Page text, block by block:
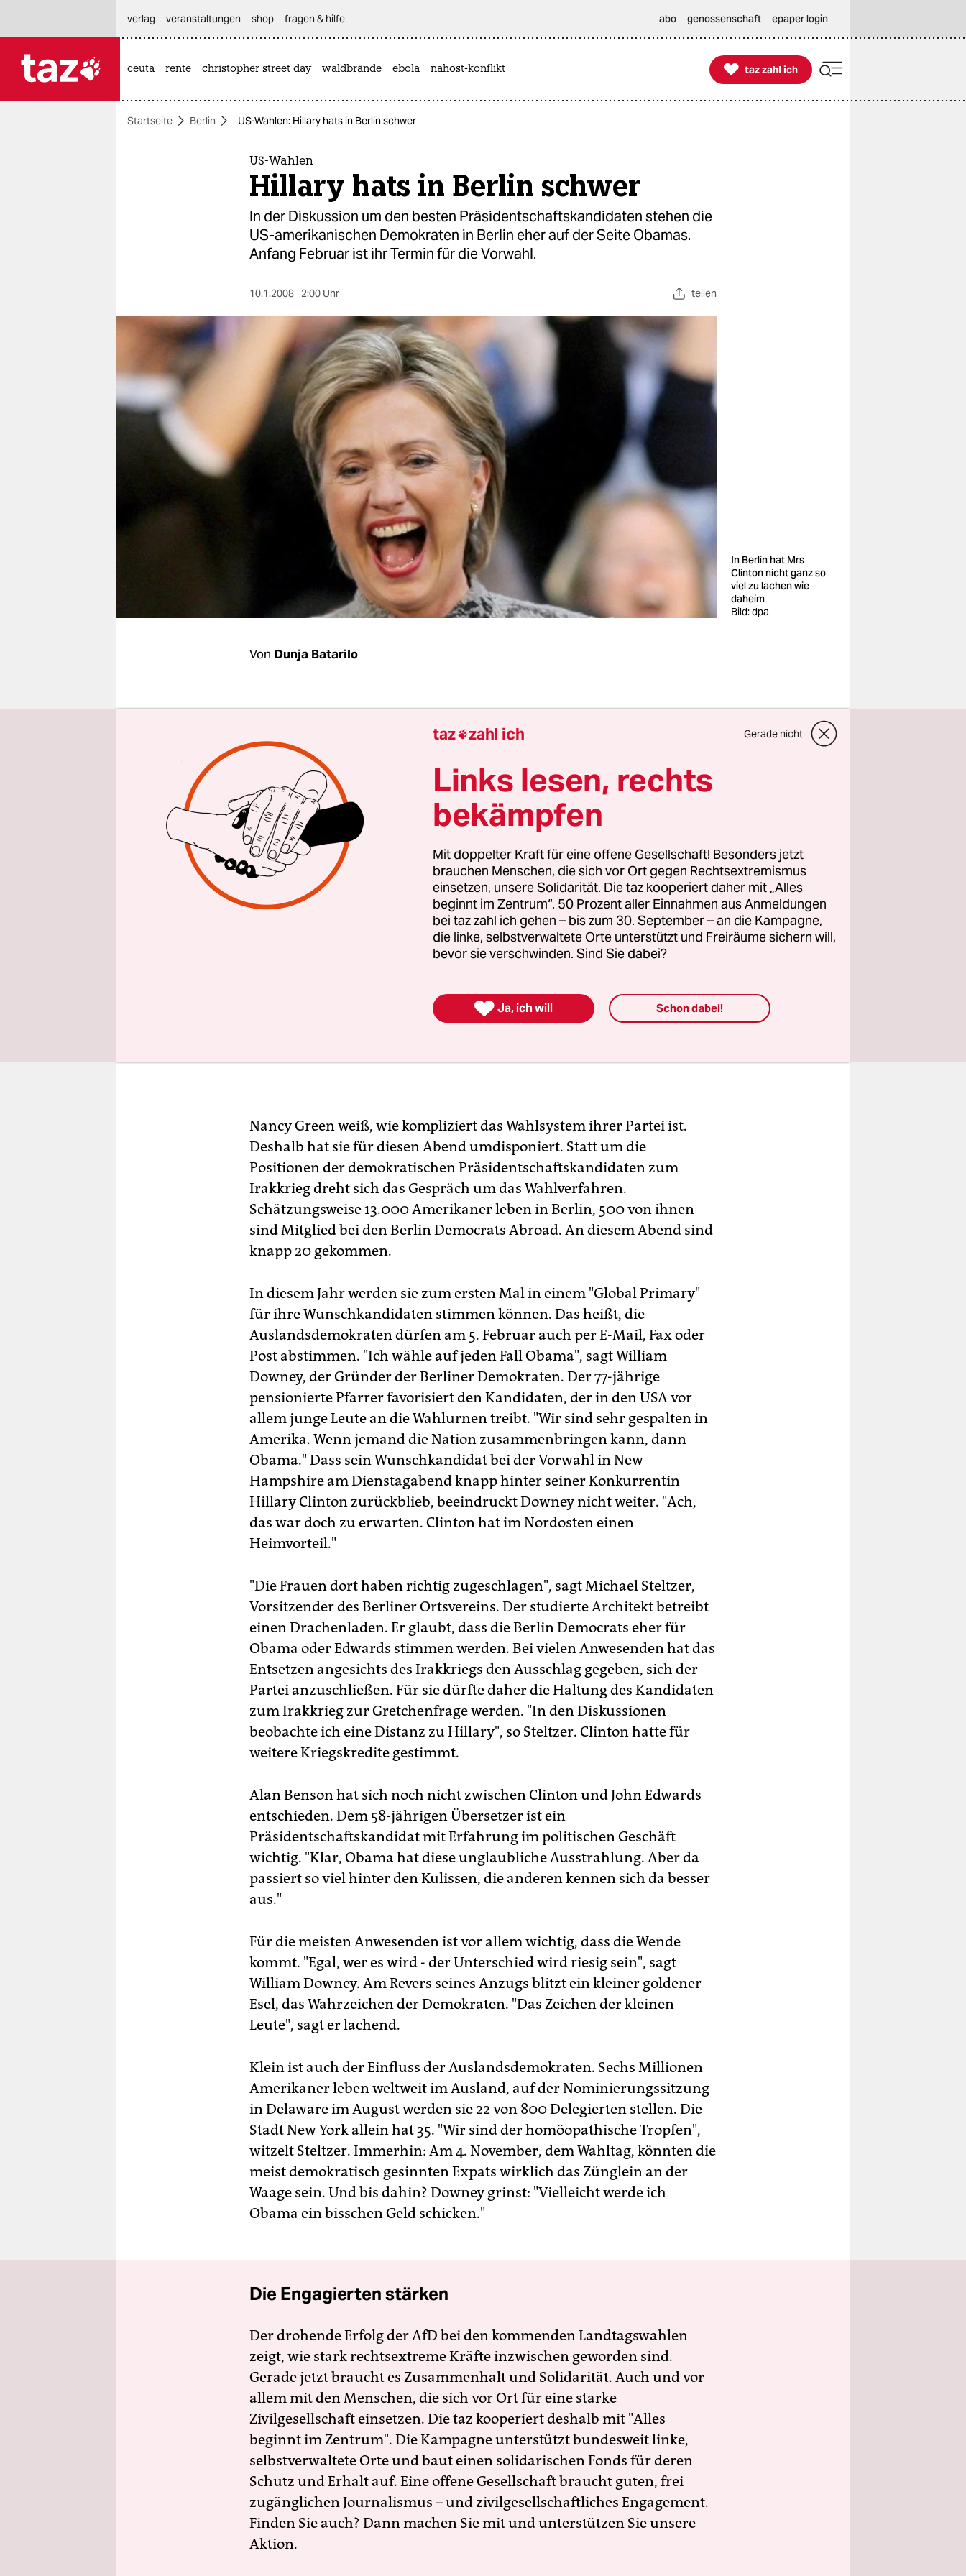
themen
berlin
wahrheit
verlag
veranstaltungen
genossenschaft
verlag
veranstaltungen shop fragen & hilfe abo genossenschaft epaper login
ceuta rente christopher street day waldbrände ebola nahost-konflikt 
taz zahl ich
taz zahl ich
Startseite Berlin US-Wahlen: Hillary hats in Berlin schwer
US-Wahlen
Hillary hats in Berlin schwer
In der Diskussion um den besten Präsidentschaftskandidaten stehen die
US-amerikanischen Demokraten in Berlin eher auf der Seite Obamas.
Anfang Februar ist ihr Termin für die Vorwahl.
10.1.2008 2:00 Uhr teilen
In Berlin hat Mrs
Clinton nicht ganz so
viel zu lachen wie
daheim
Bild: dpa
Von Dunja Batarilo
Kreuzberger Max und Moritz. Man spricht Englisch. Die Rednerin
wirft ihre braunen Locken zurück, beugt sich über den Tisch und
schaut verschwörerisch in die Runde: "Versucht, den Leuten unser
Wahlsystem zu erklären. Ihr könntet selbst etwas lernen!" Schallendes
Gelächter.
Nancy Green weiß, wie kompliziert das Wahlsystem ihrer Partei ist.
Deshalb hat sie für diesen Abend umdisponiert. Statt um die
Positionen der demokratischen Präsidentschaftskandidaten zum
Irakkrieg dreht sich das Gespräch um das Wahlverfahren.
Schätzungsweise 13.000 Amerikaner leben in Berlin, 500 von ihnen
sind Mitglied bei den Berlin Democrats Abroad. An diesem Abend sind
knapp 20 gekommen.
In diesem Jahr werden sie zum ersten Mal in einem "Global Primary"
für ihre Wunschkandidaten stimmen können. Das heißt, die
Auslandsdemokraten dürfen am 5. Februar auch per E-Mail, Fax oder
Post abstimmen. "Ich wähle auf jeden Fall Obama", sagt William
Downey, der Gründer der Berliner Demokraten. Der 77-jährige
pensionierte Pfarrer favorisiert den Kandidaten, der in den USA vor
allem junge Leute an die Wahlurnen treibt. "Wir sind sehr gespalten in
Amerika. Wenn jemand die Nation zusammenbringen kann, dann
Obama." Dass sein Wunschkandidat bei der Vorwahl in New
Hampshire am Dienstagabend knapp hinter seiner Konkurrentin
Hillary Clinton zurückblieb, beeindruckt Downey nicht weiter. "Ach,
das war doch zu erwarten. Clinton hat im Nordosten einen
Heimvorteil."
"Die Frauen dort haben richtig zugeschlagen", sagt Michael Steltzer,
Vorsitzender des Berliner Ortsvereins. Der studierte Architekt betreibt
einen Drachenladen. Er glaubt, dass die Berlin Democrats eher für
Obama oder Edwards stimmen werden. Bei vielen Anwesenden hat das
Entsetzen angesichts des Irakkriegs den Ausschlag gegeben, sich der
Partei anzuschließen. Für sie dürfte daher die Haltung des Kandidaten
zum Irakkrieg zur Gretchenfrage werden. "In den Diskussionen
beobachte ich eine Distanz zu Hillary", so Steltzer. Clinton hatte für
weitere Kriegskredite gestimmt.
Alan Benson hat sich noch nicht zwischen Clinton und John Edwards
entschieden. Dem 58-jährigen Übersetzer ist ein
Präsidentschaftskandidat mit Erfahrung im politischen Geschäft
wichtig. "Klar, Obama hat diese unglaubliche Ausstrahlung. Aber da
passiert so viel hinter den Kulissen, die anderen kennen sich da besser
aus."
Für die meisten Anwesenden ist vor allem wichtig, dass die Wende
kommt. "Egal, wer es wird - der Unterschied wird riesig sein", sagt
William Downey. Am Revers seines Anzugs blitzt ein kleiner goldener
Esel, das Wahrzeichen der Demokraten. "Das Zeichen der kleinen
Leute", sagt er lachend.
Klein ist auch der Einfluss der Auslandsdemokraten. Sechs Millionen
Amerikaner leben weltweit im Ausland, auf der Nominierungssitzung
in Delaware im August werden sie 22 von 800 Delegierten stellen. Die
Stadt New York allein hat 35. "Wir sind der homöopathische Tropfen",
witzelt Steltzer. Immerhin: Am 4. November, dem Wahltag, könnten die
meist demokratisch gesinnten Expats wirklich das Zünglein an der
Waage sein. Und bis dahin? Downey grinst: "Vielleicht werde ich
Obama ein bisschen Geld schicken."
Die Engagierten stärken
Der drohende Erfolg der AfD bei den kommenden Landtagswahlen
zeigt, wie stark rechtsextreme Kräfte inzwischen geworden sind.
Gerade jetzt braucht es Zusammenhalt und Solidarität. Auch und vor
allem mit den Menschen, die sich vor Ort für eine starke
Zivilgesellschaft einsetzen. Die taz kooperiert deshalb mit "Alles
beginnt im Zentrum". Die Kampagne unterstützt bundesweit linke,
selbstverwaltete Orte und baut einen solidarischen Fonds für deren
Schutz und Erhalt auf. Eine offene Gesellschaft braucht guten, frei
zugänglichen Journalismus – und zivilgesellschaftliches Engagement.
Finden Sie auch? Dann machen Sie mit und unterstützen Sie unsere
Aktion.
taz zahl ich Gerade nicht
Links lesen, rechts
bekämpfen
Mit doppelter Kraft für eine offene Gesellschaft! Besonders jetzt
brauchen Menschen, die sich vor Ort gegen Rechtsextremismus
einsetzen, unsere Solidarität. Die taz kooperiert daher mit „Alles
beginnt im Zentrum“. 50 Prozent aller Einnahmen aus Anmeldungen
bei taz zahl ich gehen – bis zum 30. September – an die Kampagne,
die linke, selbstverwaltete Orte unterstützt und Freiräume sichern will,
bevor sie verschwinden. Sind Sie dabei?
 Ja, ich will Schon dabei!